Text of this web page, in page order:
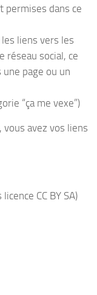
permises dans ce
les liens vers les
réseau social, ce
page ou un
“ça me vexe”)
avez vos liens
licence CC BY SA)